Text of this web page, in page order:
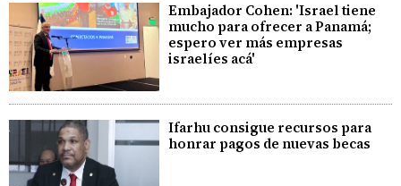
Embajador Cohen: 'Israel tiene
mucho para ofrecer a Panamá;
espero ver más empresas
israelíes acá'
Ifarhu consigue recursos para
honrar pagos de nuevas becas